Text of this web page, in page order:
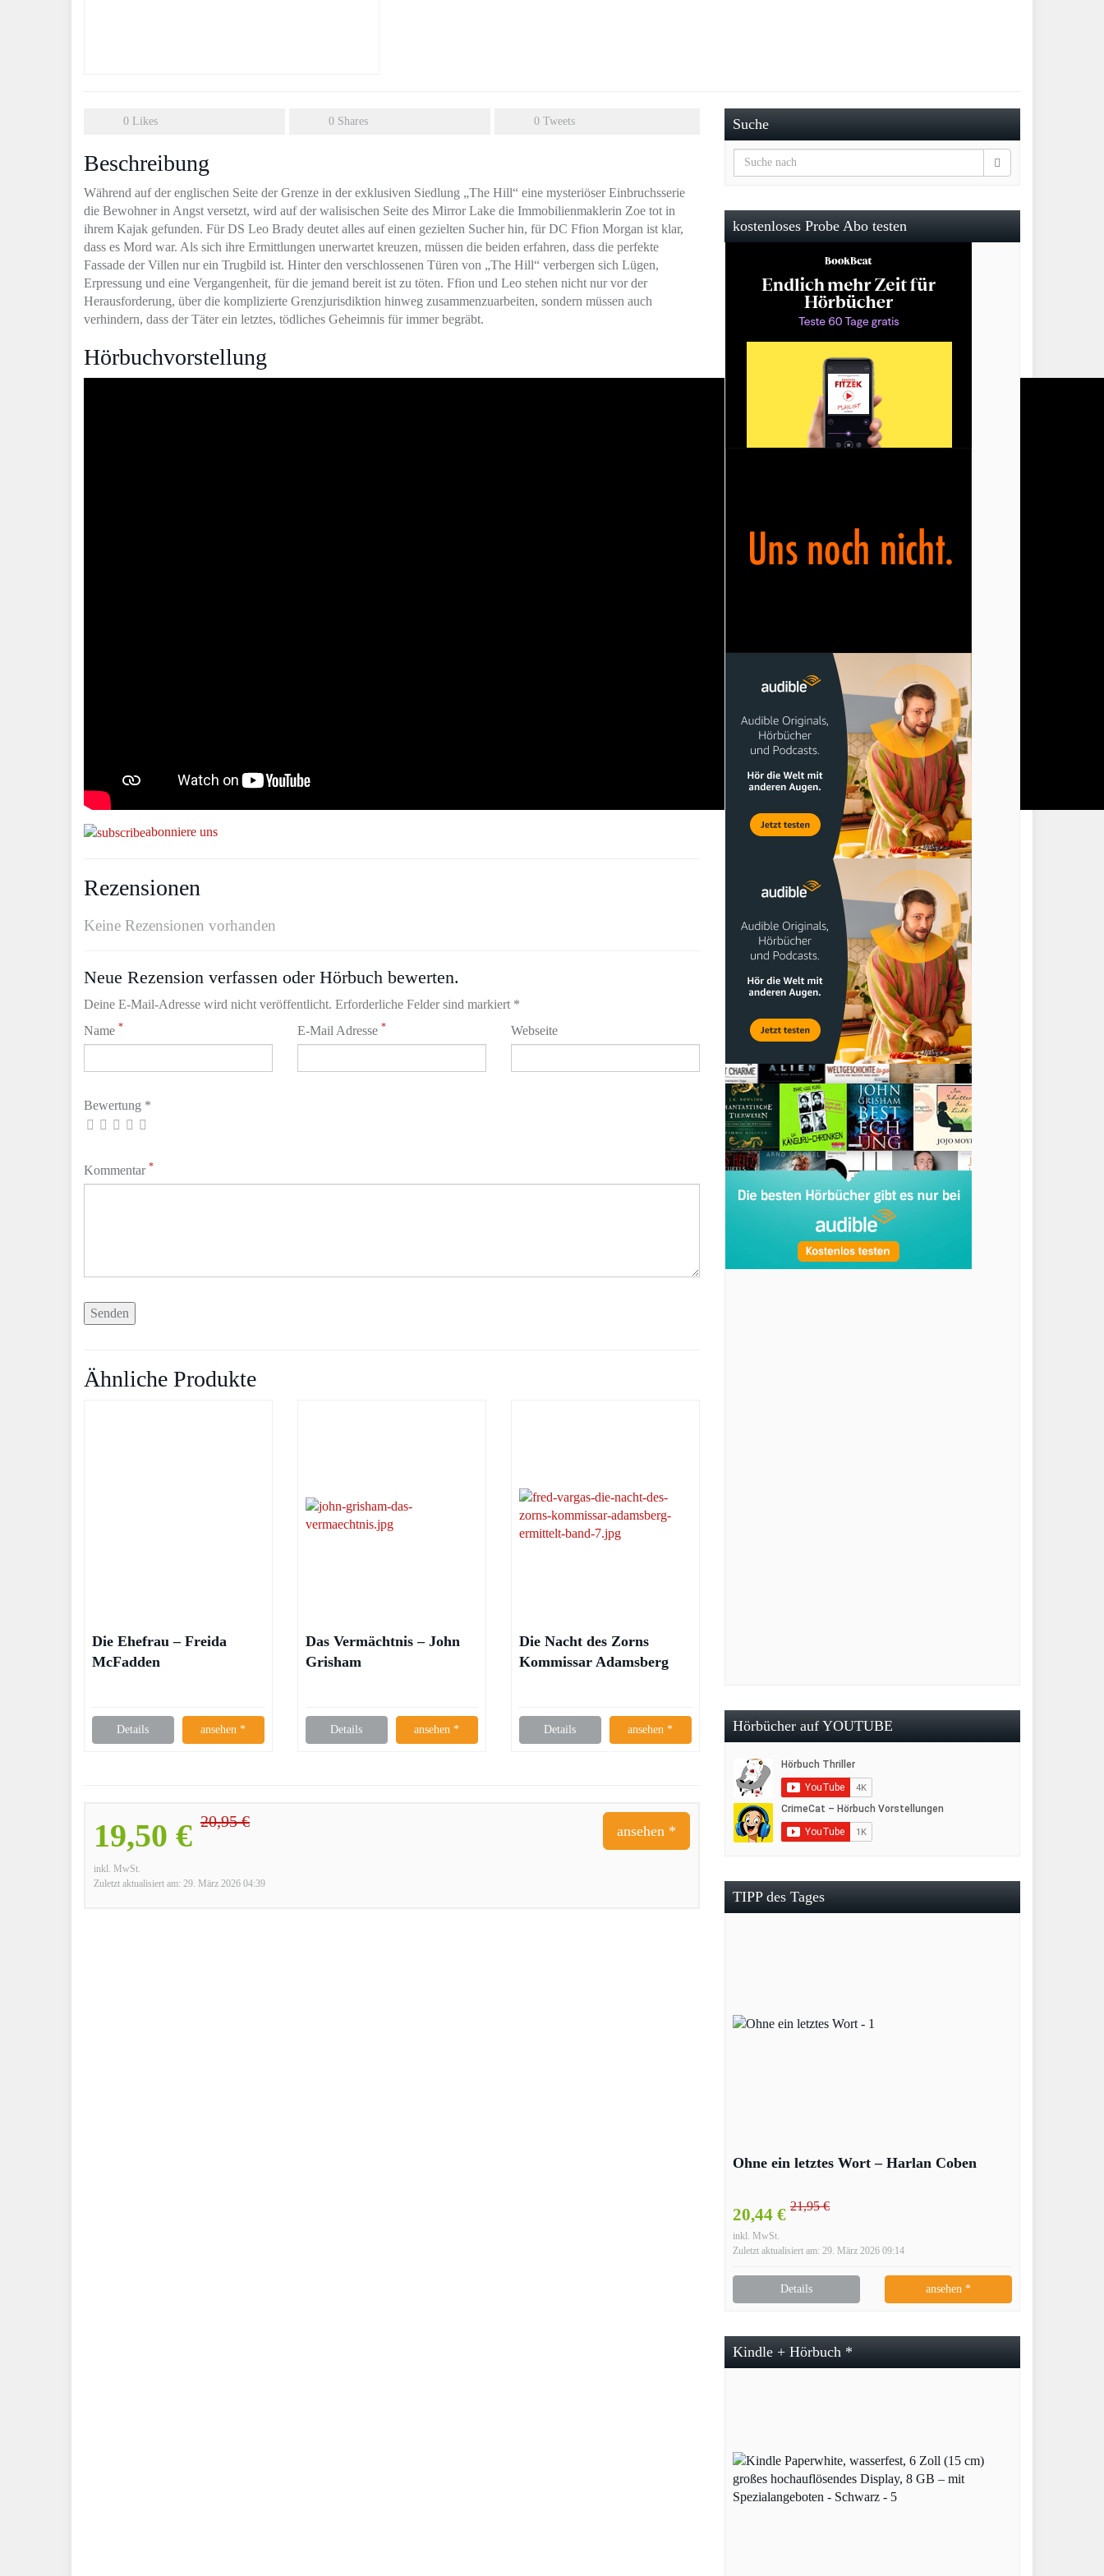
0 Likes 0 Shares 0 Tweets
Beschreibung
Während auf der englischen Seite der Grenze in der exklusiven Siedlung „The Hill“ eine mysteriöser Einbruchsserie
die Bewohner in Angst versetzt, wird auf der walisischen Seite des Mirror Lake die Immobilienmaklerin Zoe tot in
ihrem Kajak gefunden. Für DS Leo Brady deutet alles auf einen gezielten Sucher hin, für DC Ffion Morgan ist klar,
dass es Mord war. Als sich ihre Ermittlungen unerwartet kreuzen, müssen die beiden erfahren, dass die perfekte
Fassade der Villen nur ein Trugbild ist. Hinter den verschlossenen Türen von „The Hill“ verbergen sich Lügen,
Erpressung und eine Vergangenheit, für die jemand bereit ist zu töten. Ffion und Leo stehen nicht nur vor der
Herausforderung, über die komplizierte Grenzjurisdiktion hinweg zusammenzuarbeiten, sondern müssen auch
verhindern, dass der Täter ein letztes, tödliches Geheimnis für immer begräbt.
Hörbuchvorstellung
abonniere uns
Rezensionen
Keine Rezensionen vorhanden
Neue Rezension verfassen oder Hörbuch bewerten.
Deine E-Mail-Adresse wird nicht veröffentlicht. Erforderliche Felder sind markiert *
Name * E-Mail Adresse * Webseite
Bewertung *
Kommentar *
Ähnliche Produkte
Die Ehefrau – Freida
McFadden
Details ansehen *
Das Vermächtnis – John
Grisham
Details ansehen *
Die Nacht des Zorns
Kommissar Adamsberg
Details ansehen *
19,50 € 20,95 €
inkl. MwSt.
Zuletzt aktualisiert am: 29. März 2026 04:39
ansehen *
Suche
kostenloses Probe Abo testen
Hörbücher auf YOUTUBE
TIPP des Tages
Ohne ein letztes Wort – Harlan Coben
20,44 € 21,95 €
inkl. MwSt.
Zuletzt aktualisiert am: 29. März 2026 09:14
Details ansehen *
Kindle + Hörbuch *